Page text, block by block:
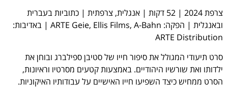
צרפת 2024 | 52 דקות | אנגלית, צרפתית | כתוביות בעברית
ובאנגלית | הפקה: ARTE Geie, Ellis Films, A-Bahn | באדיבות:
ARTE Distribution
סרט תיעודי המגולל את סיפור חייו של סטיבן ספילברג ובוחן את
ילדותו ואת שורשיו היהודיים. באמצעות קטעים מסרטיו וראיונות,
הסרט ממחיש כיצד השפיעו חייו האישיים על עבודותיו האיקוניות.